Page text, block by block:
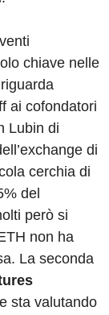
chiave nelle
ai cofondatori
Lubin di
di
cerchia di
del
però si
non ha
La seconda
sta valutando